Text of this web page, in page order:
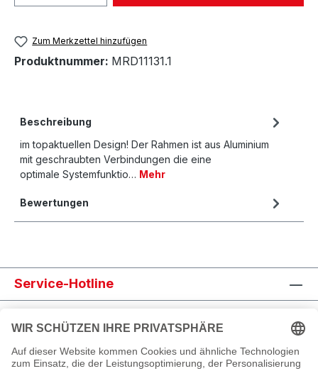
Zum Merkzettel hinzufügen
Produktnummer: MRD11131.1
Beschreibung
im topaktuellen Design! Der Rahmen ist aus Aluminium
mit geschraubten Verbindungen die eine
optimale Systemfunktio… Mehr
Bewertungen
Service-Hotline
Informationen